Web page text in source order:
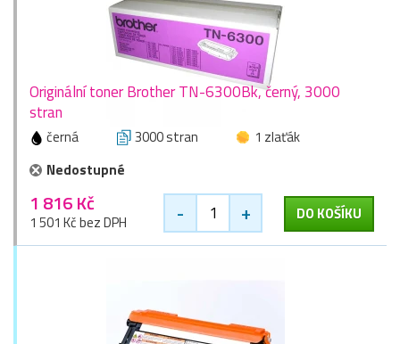
Originální toner Brother TN-6300Bk, černý, 3000
stran
černá 3000 stran
1 zlaťák
Nedostupné
1 816 Kč
1 501 Kč bez DPH - + DO KOŠÍKU